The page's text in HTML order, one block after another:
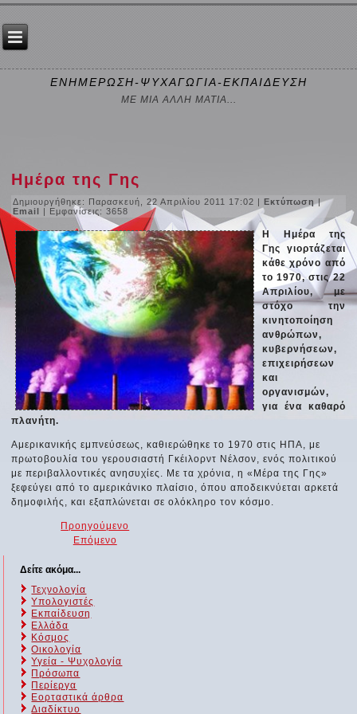
ΕΝΗΜΕΡΩΣΗ-ΨΥΧΑΓΩΓΙΑ-ΕΚΠΑΙΔΕΥΣΗ
ΜΕ ΜΙΑ ΑΛΛΗ ΜΑΤΙΑ...
Ημέρα της Γης
Δημιουργήθηκε: Παρασκευή, 22 Απριλίου 2011 17:02 |Εκτύπωση|
Email | Εμφανίσεις: 3658
Η Ημέρα της
Γης γιορτάζεται
κάθε χρόνο από
το 1970, στις 22
Απριλίου, με
στόχο την
κινητοποίηση
ανθρώπων,
κυβερνήσεων,
επιχειρήσεων
και
οργανισμών,
για ένα καθαρό
πλανήτη.
Αμερικανικής εμπνεύσεως, καθιερώθηκε το 1970 στις ΗΠΑ, με
πρωτοβουλία του γερουσιαστή Γκέιλορντ Νέλσον, ενός πολιτικού
με περιβαλλοντικές ανησυχίες. Με τα χρόνια, η «Μέρα της Γης»
ξεφεύγει από το αμερικάνικο πλαίσιο, όπου αποδεικνύεται αρκετά
δημοφιλής, και εξαπλώνεται σε ολόκληρο τον κόσμο.
Προηγούμενο
Επόμενο
Δείτε ακόμα...
Τεχνολογία
Υπολογιστές
Εκπαίδευση
Ελλάδα
Κόσμος
Οικολογία
Υγεία - Ψυχολογία
Πρόσωπα
Περίεργα
Εορταστικά άρθρα
Διαδίκτυο